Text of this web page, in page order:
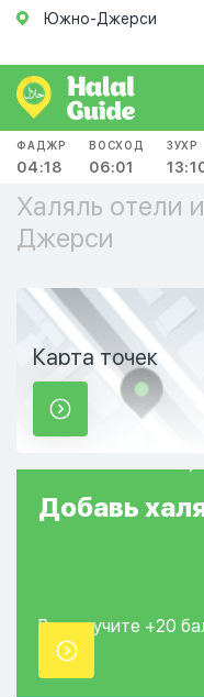
Южно-Джерси
ФАДЖР
04:18
ВОСХОД
06:01
ЗУХР
Халяль отели
Джерси
Карта точек
Добавь
Вы получите +20
точки.